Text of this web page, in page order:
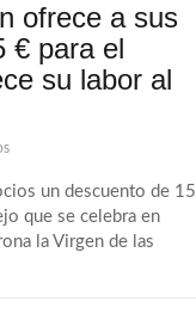
ofrece a sus
€ para el
su labor al
un descuento de 15
que se celebra en
la Virgen de las